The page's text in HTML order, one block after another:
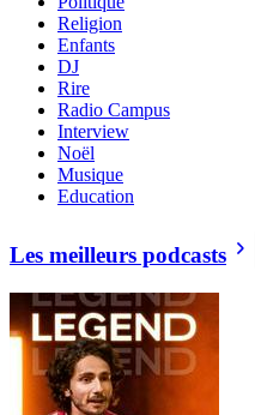
Religion
Enfants
DJ
Rire
Radio Campus
Interview
Noël
Musique
Education
Les meilleurs podcasts